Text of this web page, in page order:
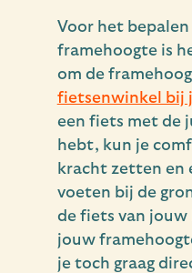
Voor het
framehoogte is
om de
fietsenwinkel bij
een fiets met de
hebt, kun je
kracht zetten en
voeten bij de
de fiets van
jouw
je toch graag